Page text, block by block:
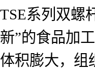
TSE系列双螺
新”的食品加
体积膨大，组